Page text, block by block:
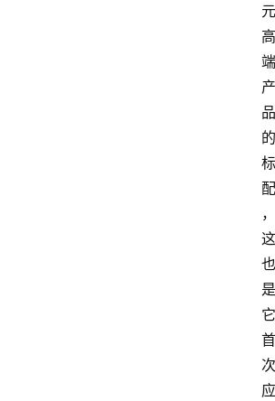
元
高
端
产
品
的
标
配
，
这
也
是
它
首
次
应